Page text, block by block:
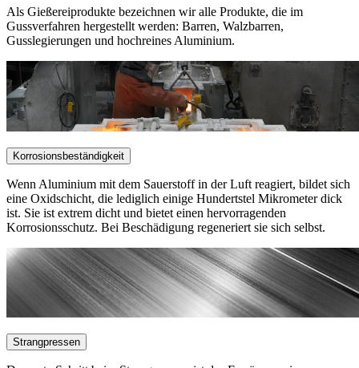
Als Gießereiprodukte bezeichnen wir alle Produkte, die im
Gussverfahren hergestellt werden: Barren, Walzbarren,
Gusslegierungen und hochreines Aluminium.
Korrosionsbeständigkeit
Wenn Aluminium mit dem Sauerstoff in der Luft reagiert, bildet sich
eine Oxidschicht, die lediglich einige Hundertstel Mikrometer dick
ist. Sie ist extrem dicht und bietet einen hervorragenden
Korrosionsschutz. Bei Beschädigung regeneriert sie sich selbst.
Strangpressen